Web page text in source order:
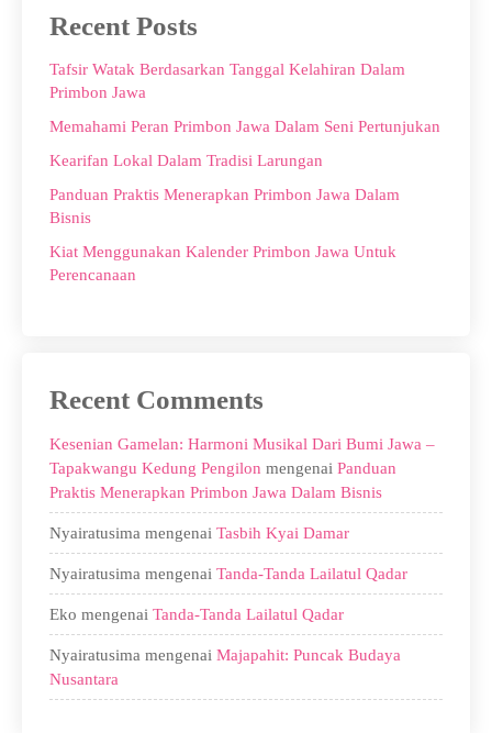
Recent Posts
Tafsir Watak Berdasarkan Tanggal Kelahiran Dalam
Primbon Jawa
Memahami Peran Primbon Jawa Dalam Seni Pertunjukan
Kearifan Lokal Dalam Tradisi Larungan
Panduan Praktis Menerapkan Primbon Jawa Dalam
Bisnis
Kiat Menggunakan Kalender Primbon Jawa Untuk
Perencanaan
Recent Comments
Kesenian Gamelan: Harmoni Musikal Dari Bumi Jawa –
Tapakwangu Kedung Pengilon mengenai Panduan
Praktis Menerapkan Primbon Jawa Dalam Bisnis
Nyairatusima mengenai Tasbih Kyai Damar
Nyairatusima mengenai Tanda-Tanda Lailatul Qadar
Eko mengenai Tanda-Tanda Lailatul Qadar
Nyairatusima mengenai Majapahit: Puncak Budaya
Nusantara